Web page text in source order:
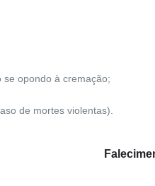
se opondo à cremação;
de mortes violentas).